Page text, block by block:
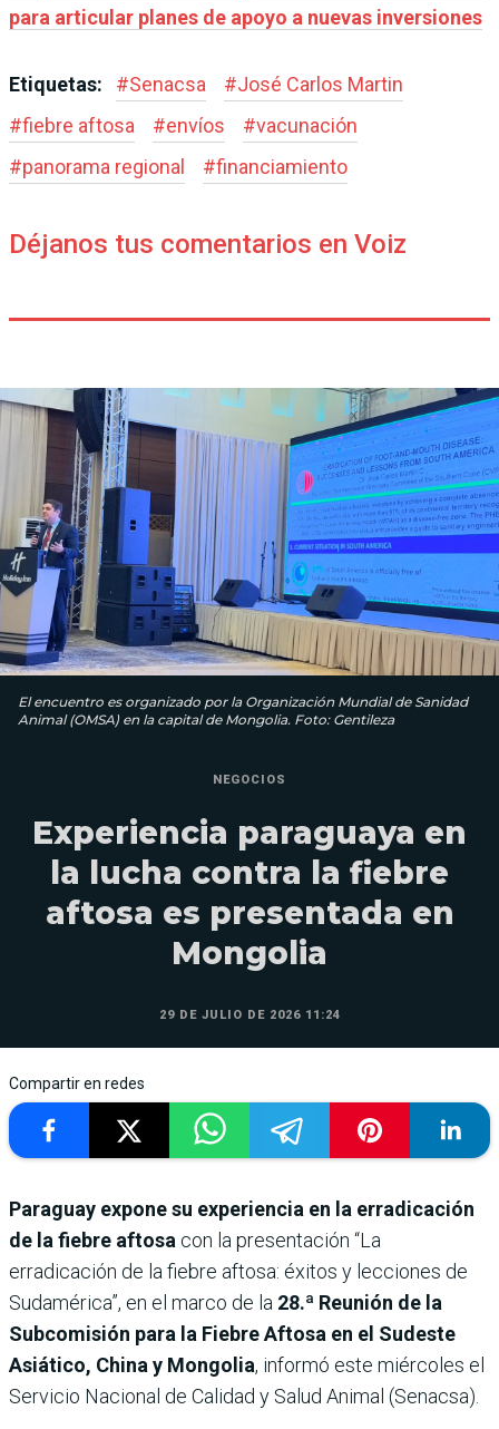
para articular planes de apoyo a nuevas inversiones
Etiquetas: #Senacsa #José Carlos Martin
#fiebre aftosa #envíos #vacunación
#panorama regional #financiamiento
Déjanos tus comentarios en Voiz
El encuentro es organizado por la Organización Mundial de Sanidad
Animal (OMSA) en la capital de Mongolia. Foto: Gentileza
NEGOCIOS
Experiencia paraguaya en
la lucha contra la fiebre
aftosa es presentada en
Mongolia
29 DE JULIO DE 2026 11:24
Compartir en redes
Paraguay expone su experiencia en la erradicación
de la fiebre aftosa con la presentación “La
erradicación de la fiebre aftosa: éxitos y lecciones de
Sudamérica”, en el marco de la 28.ª Reunión de la
Subcomisión para la Fiebre Aftosa en el Sudeste
Asiático, China y Mongolia, informó este miércoles el
Servicio Nacional de Calidad y Salud Animal (Senacsa).